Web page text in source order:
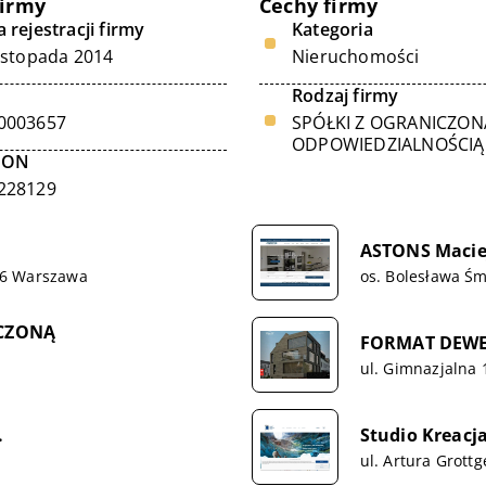
rejestracji firmy
2014
Cechy firmy
Kategoria
Nieruchomości
Rodzaj firmy
SPÓŁKI Z
ODPOWIEDZIALNOŚCIĄ
Warszawa
ASTONS
os. Bolesława
FORMAT
ul. Gimnazjalna
Studio
ul. Artura